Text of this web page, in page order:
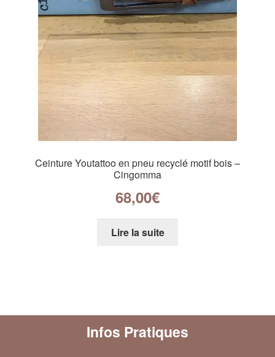
Ceinture Youtattoo en pneu recyclé motif bois –
Cingomma
68,00€
Lire la suite
Infos Pratiques